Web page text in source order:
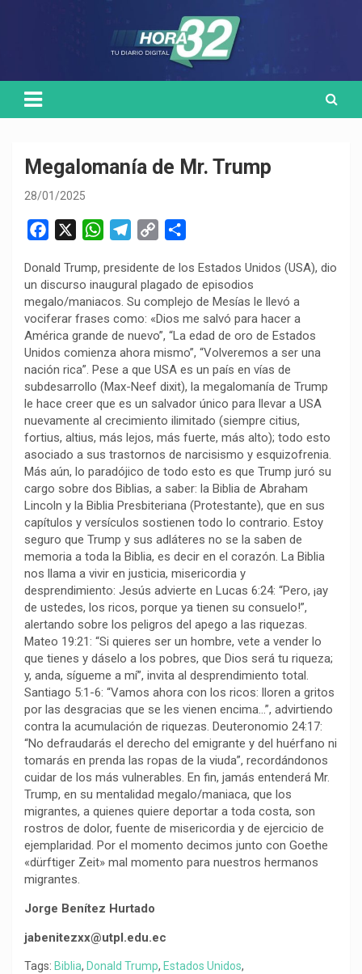
Megalomanía de Mr. Trump
28/01/2025
c
e
b
o
o
k
W
a
t
s
A
p
p
l
e
g
r
a
m
p
y
L
i
n
k
m
p
a
r
t
i
r
Donald Trump, presidente de los Estados Unidos (USA), dio
un discurso inaugural plagado de episodios
megalo/maniacos. Su complejo de Mesías le llevó a
vociferar frases como: «Dios me salvó para hacer a
América grande de nuevo”, “La edad de oro de Estados
Unidos comienza ahora mismo”, “Volveremos a ser una
nación rica”. Pese a que USA es un país en vías de
subdesarrollo (Max-Neef dixit), la megalomanía de Trump
le hace creer que es un salvador único para llevar a USA
nuevamente al crecimiento ilimitado (siempre citius,
fortius, altius, más lejos, más fuerte, más alto); todo esto
asociado a sus trastornos de narcisismo y esquizofrenia.
Más aún, lo paradójico de todo esto es que Trump juró su
cargo sobre dos Biblias, a saber: la Biblia de Abraham
Lincoln y la Biblia Presbiteriana (Protestante), que en sus
capítulos y versículos sostienen todo lo contrario. Estoy
seguro que Trump y sus adláteres no se la saben de
memoria a toda la Biblia, es decir en el corazón. La Biblia
nos llama a vivir en justicia, misericordia y
desprendimiento: Jesús advierte en Lucas 6:24: “Pero, ¡ay
de ustedes, los ricos, porque ya tienen su consuelo!”,
alertando sobre los peligros del apego a las riquezas.
Mateo 19:21: “Si quieres ser un hombre, vete a vender lo
que tienes y dáselo a los pobres, que Dios será tu riqueza;
y, anda, sígueme a mí”, invita al desprendimiento total.
Santiago 5:1-6: “Vamos ahora con los ricos: lloren a gritos
por las desgracias que se les vienen encima…”, advirtiendo
contra la acumulación de riquezas. Deuteronomio 24:17:
“No defraudarás el derecho del emigrante y del huérfano ni
tomarás en prenda las ropas de la viuda”, recordándonos
cuidar de los más vulnerables. En fin, jamás entenderá Mr.
Trump, en su mentalidad megalo/maniaca, que los
migrantes, a quienes quiere deportar a toda costa, son
rostros de dolor, fuente de misericordia y de ejercicio de
ejemplaridad. Por el momento decimos junto con Goethe
«dürftiger Zeit» mal momento para nuestros hermanos
migrantes.
Jorge Benítez Hurtado
jabenitezxx@utpl.edu.ec
Tags: Biblia, Donald Trump, Estados Unidos,